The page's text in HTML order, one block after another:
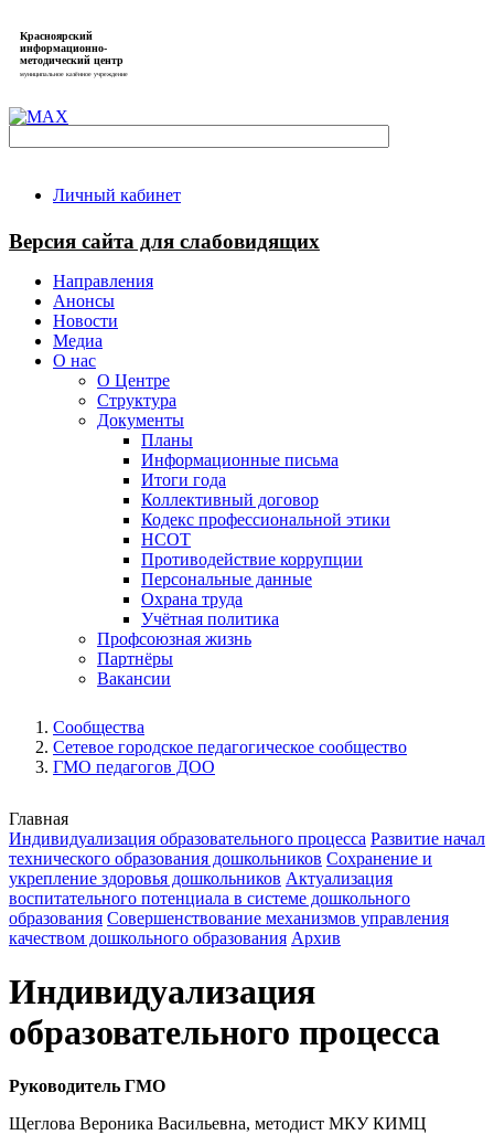
Красноярский
информационно-
методический центр
муниципальное казённое учреждение
Личный кабинет
Версия сайта для слабовидящих
Направления
Анонсы
Новости
Медиа
О нас
О Центре
Структура
Документы
Планы
Информационные письма
Итоги года
Коллективный договор
Кодекс профессиональной этики
НСОТ
Противодействие коррупции
Персональные данные
Охрана труда
Учётная политика
Профсоюзная жизнь
Партнёры
Вакансии
Сообщества
Сетевое городское педагогическое сообщество
ГМО педагогов ДОО
Главная
Индивидуализация образовательного процесса Развитие начал
технического образования дошкольников Сохранение и
укрепление здоровья дошкольников Актуализация
воспитательного потенциала в системе дошкольного
образования Совершенствование механизмов управления
качеством дошкольного образования Архив
Индивидуализация
образовательного процесса
Руководитель ГМО
Щеглова Вероника Васильевна, методист МКУ КИМЦ